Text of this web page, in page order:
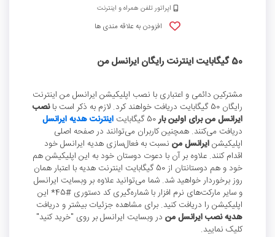
اپراتور تلفن همراه و اینترنت
افزودن به علاقه مندی ها
50 گیگابایت اینترنت رایگان ایرانسل من
مشترکین دائمی و اعتباری با نصب اپلیکیشن ایرانسل من اینترنت
رایگان 50 گیگابایت دریافت خواهند کرد. لازم به ذکر است با
نصب
ایرانسل من برای اولین بار50 گیگابایت
اینترنت هدیه ایرانسل
دریافت می‌کنند. همچنین کاربران می‌توانند در صفحه اصلی
اپلیکیشنایرانسل مننسبت به فعال‌سازی هدیه ایرانسل خود
اقدام کنند. علاوه بر آن با دعوت دوستان خود به این اپلیکیشن هم
خود و هم دوستانتان از 50 گیگابایت اینترنت هدیه با اعتبار همان
روز برخوردار خواهید شد. شما می‌توانید علاوه بر وبسایت ایرانسل
و سایر مارکت‌های نرم افزار با شماره‌گیری کد دستوری #45* این
اپلیکیشن را دریافت کنید. برای مشاهده جزئیات بیشتر و دریافت
هدیه نصب ایرانسل مندر وبسایت ایرانسل بر روی "خرید کنید"
کلیک نمایید.